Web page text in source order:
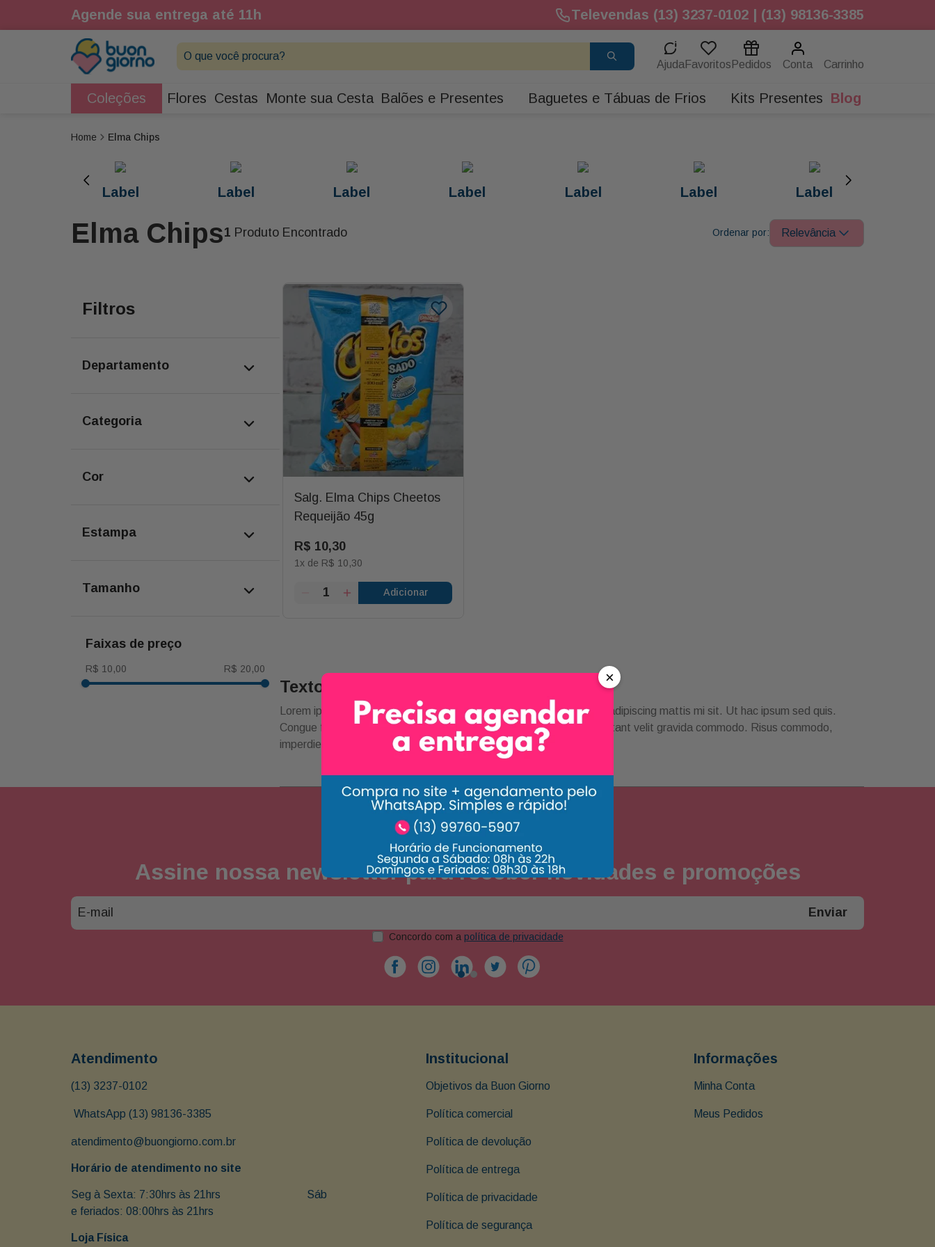
Agende sua entrega até 11h Televendas (13) 3237-0102 | (13) 98136-3385
O que você procura?
Ajuda Favoritos Pedidos Conta
Coleções Flores Cestas Monte sua Cesta Balões e Presentes Baguetes e Tábuas de Frios Kits Presentes Blog
Elma Chips
Label Label Label Label Label Label Label
Elma Chips1 Produto Encontrado Relevância
Filtros
departamento
categoria
cor
estampa
tamanho
faixas de preço
R$ 10,00 R$ 20,00
Salg. Elma Chips Cheetos
Requeijão 45g
R$ 10,30
1x de R$ 10,30
Adicionar
Texto SEO categoria
Lorem ipsum dolor sit amet, consectetur adipiscing elit. Vel aenean adipiscing mattis mi sit. Ut hac ipsum sed quis.
Congue felis aenean mauris sed platea diam. Porta in vulputate habitant velit gravida commodo. Risus commodo,
imperdiet sit pharetra mattis leo amet.
NEWSLETTER
Assine nossa newsletter para receber novidades e promoções
Enviar
Concordo com a política de privacidade
Atendimento
(13) 3237-0102
WhatsApp (13) 98136-3385
atendimento@buongiorno.com.br
Horário de atendimento no site
Seg à Sexta: 7:30hrs às 21hrs                               Sáb
e feriados: 08:00hrs às 21hrs
Loja Física
Institucional
Objetivos da Buon Giorno
Política comercial
Política de devolução
Política de entrega
Política de privacidade
Política de segurança
Informações
Minha Conta
Meus Pedidos
×